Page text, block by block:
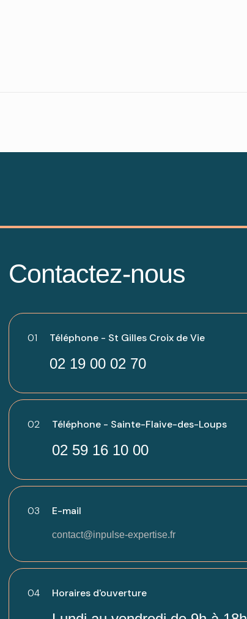
Contactez-nous
01 Téléphone - St Gilles Croix de Vie
02 19 00 02 70
02 Téléphone - Sainte-Flaive-des-Loups
02 59 16 10 00
03 E-mail
contact@inpulse-expertise.fr
04 Horaires d'ouverture